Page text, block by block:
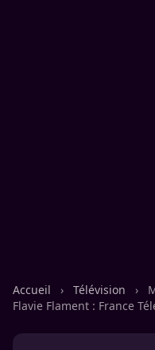
Accueil › Télévision ›
Flavie Flament : France